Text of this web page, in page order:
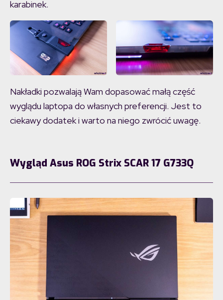
karabinek.
Nakładki pozwalają Wam dopasować małą część
wyglądu laptopa do własnych preferencji. Jest to
ciekawy dodatek i warto na niego zwrócić uwagę.
Wygląd Asus ROG Strix SCAR 17 G733Q